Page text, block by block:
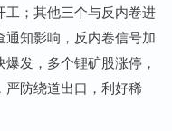
；其他三个与反内卷进
知影响，反内卷信号加
发，多个锂矿股涨停，
严防绕道出口，利好稀